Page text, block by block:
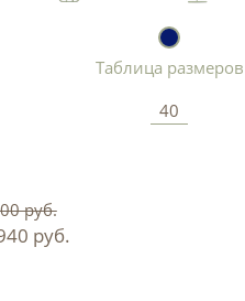
Таблица размеров
40
руб.
руб.